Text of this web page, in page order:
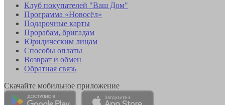
Клуб покупателей "Ваш Дом"
Программа «Новосёл»
Подарочные карты
Прорабам, бригадам
Юридическим лицам
Способы оплаты
Возврат и обмен
Обратная связь
Скачайте мобильное приложение